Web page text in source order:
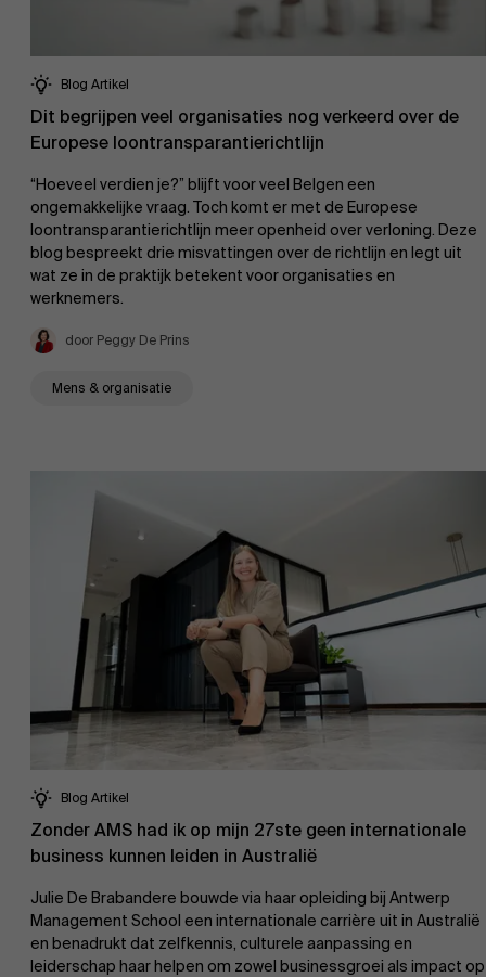
Blog Artikel
Dit begrijpen veel organisaties nog verkeerd over de
Europese loontransparantierichtlijn
“Hoeveel verdien je?” blijft voor veel Belgen een
ongemakkelijke vraag. Toch komt er met de Europese
loontransparantierichtlijn meer openheid over verloning. Deze
blog bespreekt drie misvattingen over de richtlijn en legt uit
wat ze in de praktijk betekent voor organisaties en
werknemers.
door Peggy De Prins
Mens & organisatie
Blog Artikel
Zonder AMS had ik op mijn 27ste geen internationale
business kunnen leiden in Australië
Julie De Brabandere bouwde via haar opleiding bij Antwerp
Management School een internationale carrière uit in Australië
en benadrukt dat zelfkennis, culturele aanpassing en
leiderschap haar helpen om zowel businessgroei als impact op